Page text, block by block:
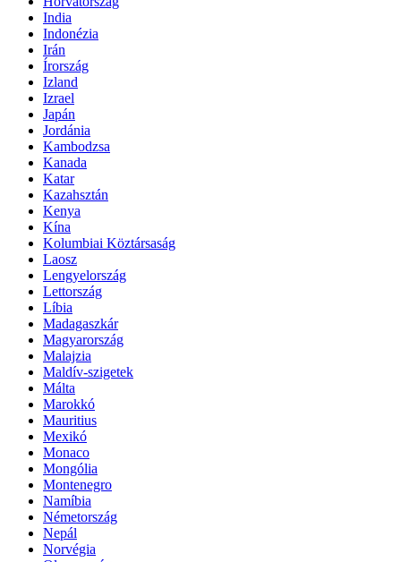
India
Indonézia
Irán
Írország
Izland
Izrael
Japán
Jordánia
Kambodzsa
Kanada
Katar
Kazahsztán
Kenya
Kína
Kolumbiai Köztársaság
Laosz
Lengyelország
Lettország
Líbia
Madagaszkár
Magyarország
Malajzia
Maldív-szigetek
Málta
Marokkó
Mauritius
Mexikó
Monaco
Mongólia
Montenegro
Namíbia
Németország
Nepál
Norvégia